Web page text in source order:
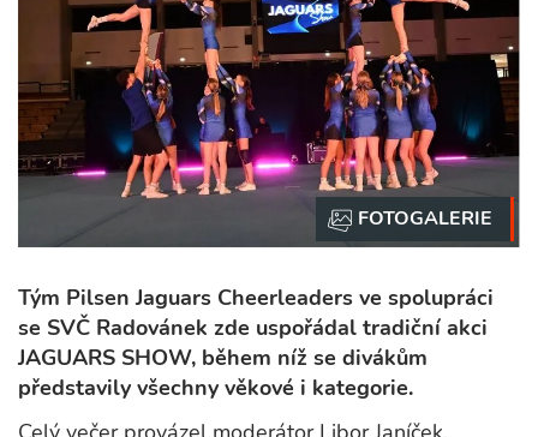
Tým Pilsen Jaguars Cheerleaders ve spolupráci
se SVČ Radovánek zde uspořádal tradiční akci
JAGUARS SHOW, během níž se divákům
představily všechny věkové i kategorie.